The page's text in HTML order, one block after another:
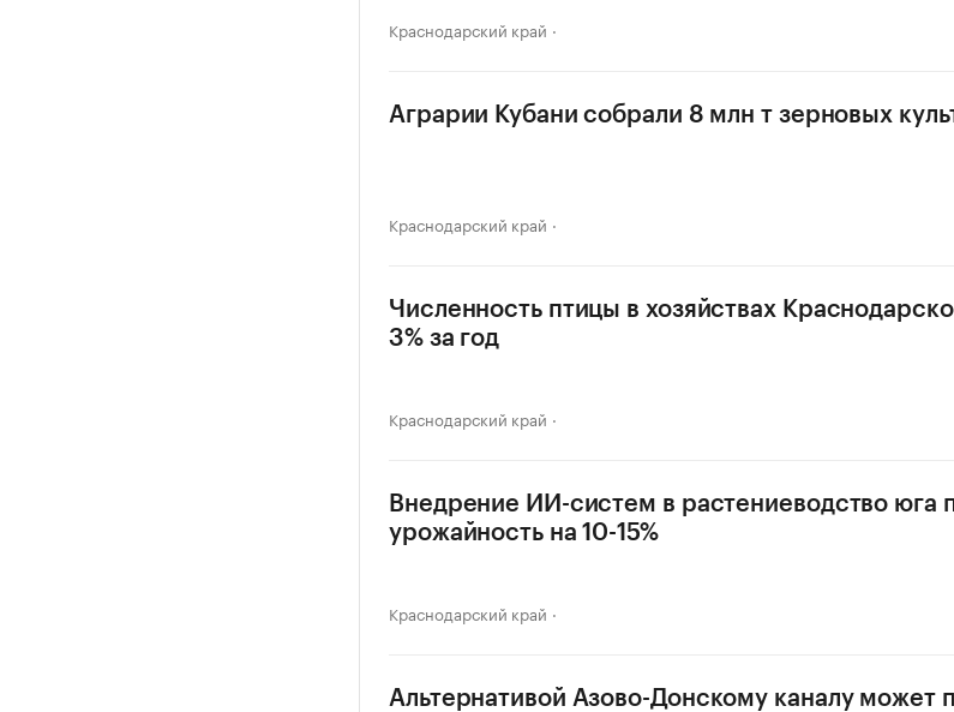
Краснодарский край
Аграрии Кубани собрали 8 млн т зерновых
Краснодарский край
Численность птицы в хозяйствах
3% за год
Краснодарский край
Внедрение ИИ-систем в растениеводство юга
урожайность на 10-15%
Краснодарский край
Альтернативой Азово-Донскому каналу может